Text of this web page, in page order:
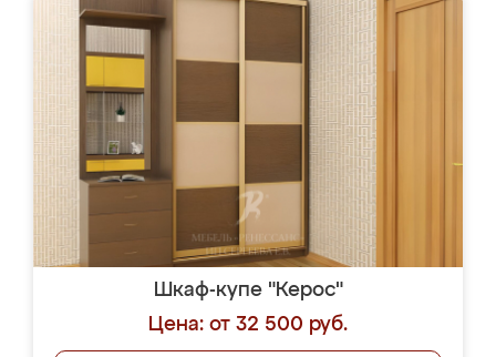
Шкаф-купе "Керос"
Цена: от 32 500 руб.